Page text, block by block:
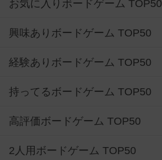
お気に入りボードゲーム TOP50
興味ありボードゲーム TOP50
経験ありボードゲーム TOP50
持ってるボードゲーム TOP50
高評価ボードゲーム TOP50
2人用ボードゲーム TOP50